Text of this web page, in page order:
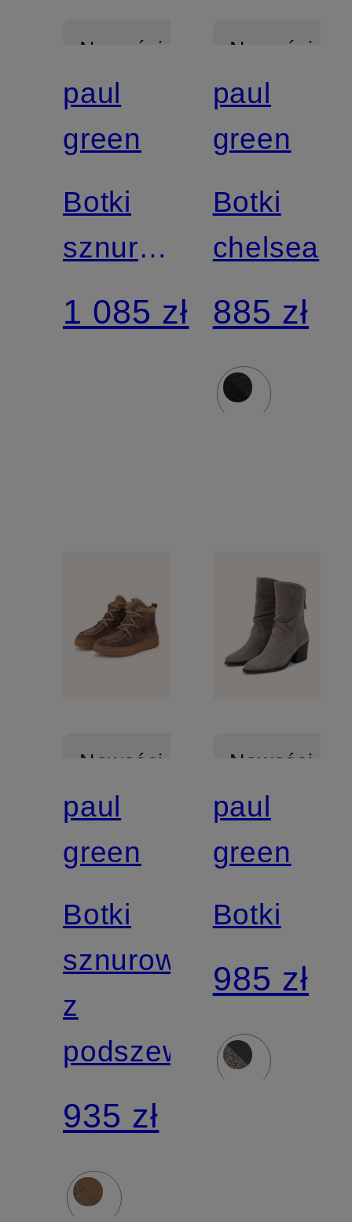
Nowości
Z
certyfikatem
paul
green
Botki
sznurowane
z
podszewką
1 085 zł
Nowości
Z
certyfikatem
paul
green
Botki
chelsea
885 zł
Nowości
Z
certyfikatem
paul
green
Botki
sznurowane
z
podszewką
935 zł
Nowości
Z
certyfikatem
paul
green
Botki
985 zł